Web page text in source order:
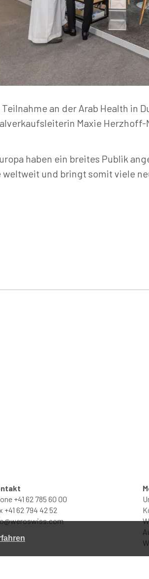
an der Arab Health in
Maxie
haben ein breites Publik
und bringt somit viele
+41 62 785 60 00
+41 62 794 42 52